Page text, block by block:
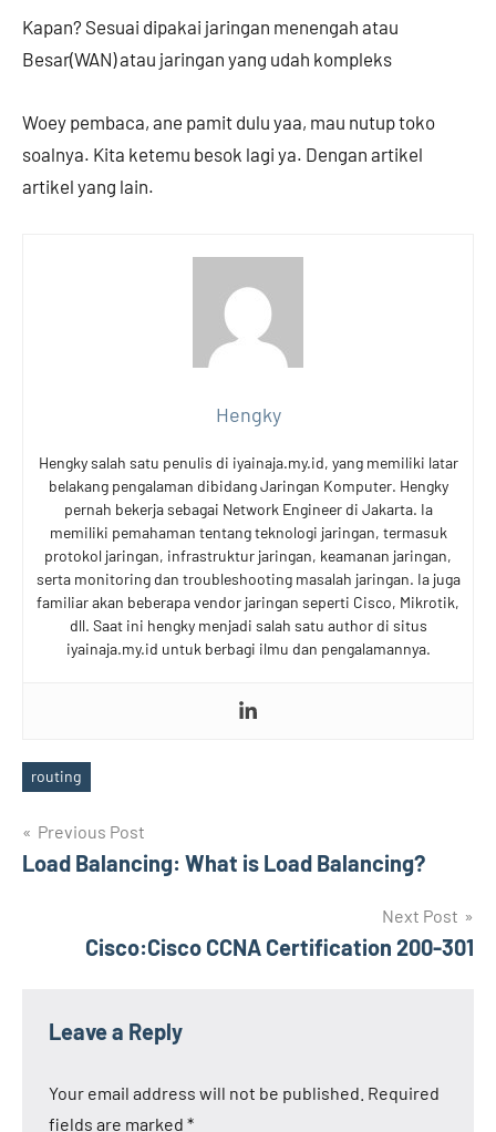
Kapan? Sesuai dipakai jaringan menengah atau
Besar(WAN) atau jaringan yang udah kompleks
Woey pembaca, ane pamit dulu yaa, mau nutup toko
soalnya. Kita ketemu besok lagi ya. Dengan artikel
artikel yang lain.
Hengky
Hengky salah satu penulis di iyainaja.my.id, yang memiliki latar
belakang pengalaman dibidang Jaringan Komputer. Hengky
pernah bekerja sebagai Network Engineer di Jakarta. Ia
memiliki pemahaman tentang teknologi jaringan, termasuk
protokol jaringan, infrastruktur jaringan, keamanan jaringan,
serta monitoring dan troubleshooting masalah jaringan. Ia juga
familiar akan beberapa vendor jaringan seperti Cisco, Mikrotik,
dll. Saat ini hengky menjadi salah satu author di situs
iyainaja.my.id untuk berbagi ilmu dan pengalamannya.
Tags
routing
Post
navigation
Previous Post
Load Balancing: What is Load Balancing?
Next Post
Cisco:Cisco CCNA Certification 200-301
Leave a Reply
Your email address will not be published. Required
fields are marked *